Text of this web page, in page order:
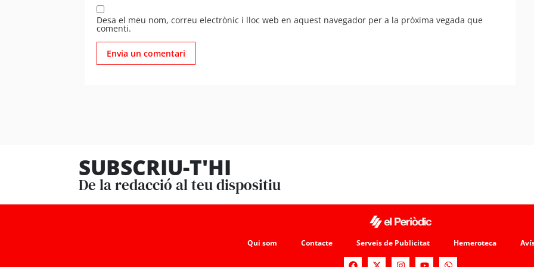
Desa el meu nom, correu electrònic i lloc web en aquest navegador per a la pròxima vegada que
comenti.
SUBSCRIU-T'HI
De la redacció al teu dispositiu
Qui som Contacte Serveis de Publicitat Hemeroteca